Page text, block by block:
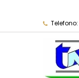
Telefono: